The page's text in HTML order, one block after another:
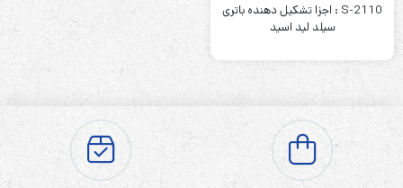
S-2110 : اجزا تشکیل دهنده باتری
سیلد لید اسید